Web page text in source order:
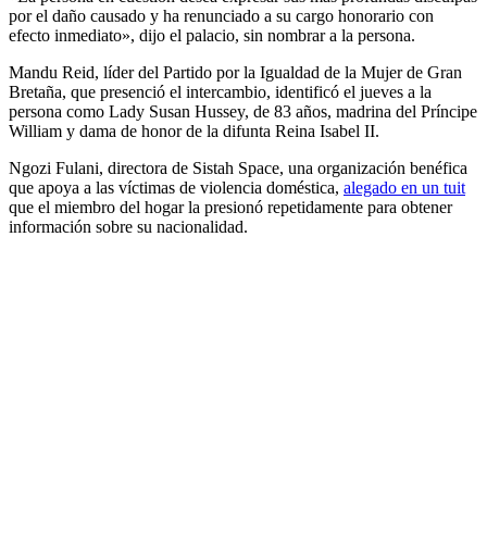
por el daño causado y ha renunciado a su cargo honorario con
efecto inmediato», dijo el palacio, sin nombrar a la persona.
Mandu Reid, líder del Partido por la Igualdad de la Mujer de Gran
Bretaña, que presenció el intercambio, identificó el jueves a la
persona como Lady Susan Hussey, de 83 años, madrina del Príncipe
William y dama de honor de la difunta Reina Isabel II.
Ngozi Fulani, directora de Sistah Space, una organización benéfica
que apoya a las víctimas de violencia doméstica, alegado en un tuit
que el miembro del hogar la presionó repetidamente para obtener
información sobre su nacionalidad.